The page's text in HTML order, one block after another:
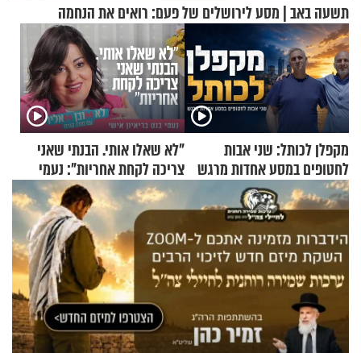
תשעה באב | מסע לירושלים של פעם: רואים את הנחמה
מקפלן לכותל: שני אבות
לחטופים במסע אחדות מרגש
"לא שאלו אותי. הבנתי שאני
צריכה לקחת אחריות": נעמי
בנט בריאיון אישי